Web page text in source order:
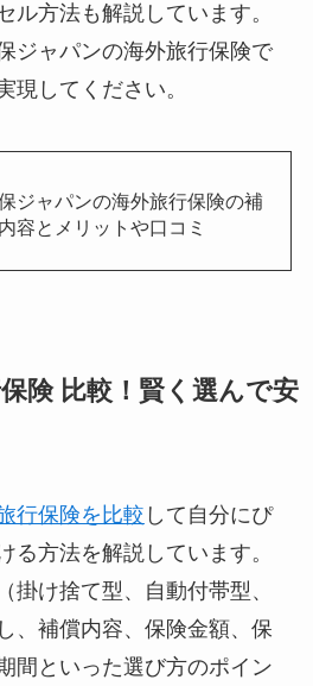
ル方法も解説しています。
ジャパンの海外旅行保険で
現してください。
ジャパンの海外旅行保険の補
容とメリットや口コミ
保険 比較！賢く選んで安
行保険を比較 して自分にぴ
る方法を解説しています。
掛け捨て型、自動付帯型、
、補償内容、保険金額、保
間といった選び方のポイン